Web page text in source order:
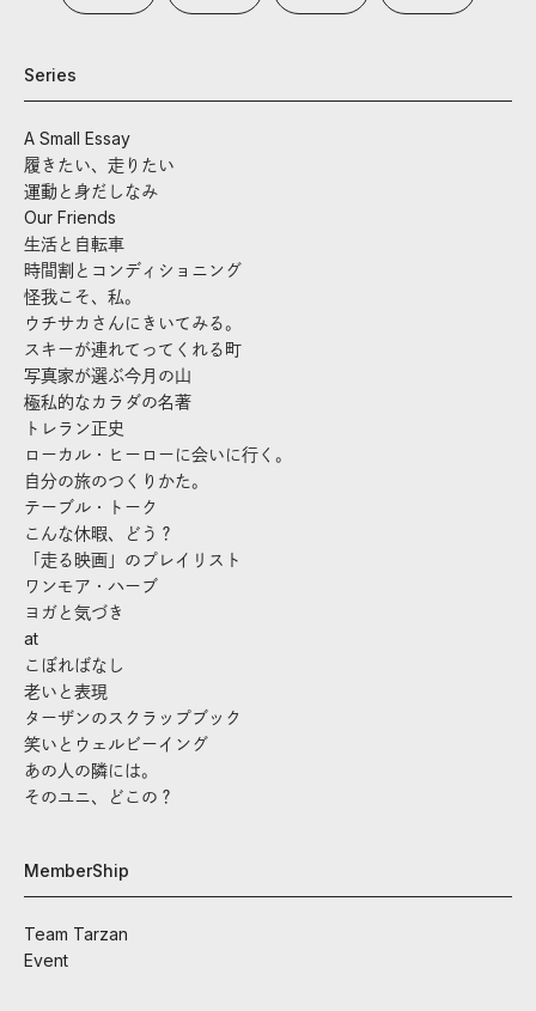
Series
A Small Essay
履きたい、走りたい
運動と身だしなみ
Our Friends
生活と自転車
時間割とコンディショニング
怪我こそ、私。
ウチサカさんにきいてみる。
スキーが連れてってくれる町
写真家が選ぶ今月の山
極私的なカラダの名著
トレラン正史
ローカル・ヒーローに会いに行く。
自分の旅のつくりかた。
テーブル・トーク
こんな休暇、どう？
「走る映画」のプレイリスト
ワンモア・ハーブ
ヨガと気づき
at
こぼればなし
老いと表現
ターザンのスクラップブック
笑いとウェルビーイング
あの人の隣には。
そのユニ、どこの？
MemberShip
Team Tarzan
Event